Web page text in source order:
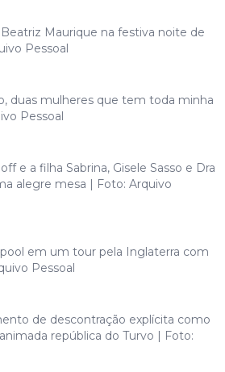
Maurique na festiva noite de
Pessoal
duas mulheres que tem toda minha
Pessoal
e a filha Sabrina, Gisele Sasso e Dra
alegre mesa | Foto: Arquivo
em um tour pela Inglaterra com
Pessoal
de descontração explícita como
república do Turvo | Foto: